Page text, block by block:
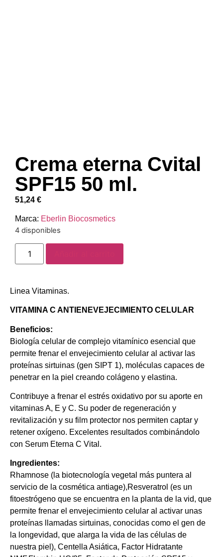
Crema eterna Cvital
SPF15 50 ml.
51,24 €
Marca: Eberlin Biocosmetics
4 disponibles
Linea Vitaminas.
VITAMINA C ANTIENEVEJECIMIENTO CELULAR
Beneficios:
Biología celular de complejo vitamínico esencial que
permite frenar el envejecimiento celular al activar las
proteínas sirtuinas (gen SIPT 1), moléculas capaces de
penetrar en la piel creando colágeno y elastina.
Contribuye a frenar el estrés oxidativo por su aporte en
vitaminas A, E y C. Su poder de regeneración y
revitalización y su film protector nos permiten captar y
retener oxígeno. Excelentes resultados combinándolo
con Serum Eterna C Vital.
Ingredientes:
Rhamnose (la biotecnología vegetal más puntera al
servicio de la cosmética antiage),Resveratrol (es un
fitoestrógeno que se encuentra en la planta de la vid, que
permite frenar el envejecimiento celular al activar unas
proteínas llamadas sirtuinas, conocidas como el gen de
la longevidad, que alarga la vida de las células de
nuestra piel), Centella Asiática, Factor Hidratante